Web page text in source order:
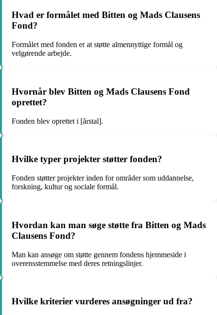
Hvad er formålet med Bitten og Mads Clausens
Fond?
Formålet med fonden er at støtte almennyttige formål og
velgørende arbejde.
Hvornår blev Bitten og Mads Clausens Fond
oprettet?
Fonden blev oprettet i [årstal].
Hvilke typer projekter støtter fonden?
Fonden støtter projekter inden for områder som uddannelse,
forskning, kultur og sociale formål.
Hvordan kan man søge støtte fra Bitten og Mads
Clausens Fond?
Man kan ansøge om støtte gennem fondens hjemmeside i
overensstemmelse med deres retningslinjer.
Hvilke kriterier vurderes ansøgninger ud fra?